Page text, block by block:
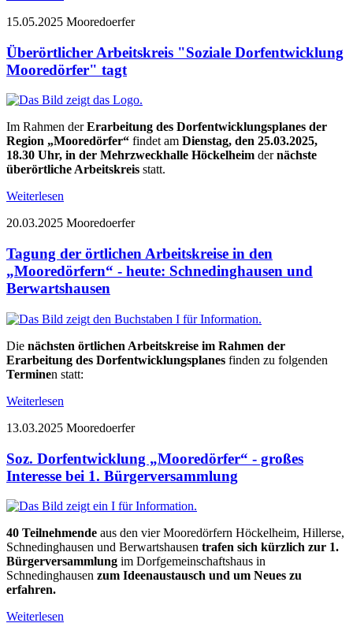
15.05.2025 Mooredoerfer
Überörtlicher Arbeitskreis "Soziale Dorfentwicklung
Mooredörfer" tagt
Im Rahmen derErarbeitung des Dorfentwicklungsplanes der
Region „Mooredörfer“ findet am Dienstag, den 25.03.2025,
18.30 Uhr, in der Mehrzweckhalle Höckelheim dernächste
überörtliche Arbeitskreis statt.
Weiterlesen
20.03.2025 Mooredoerfer
Tagung der örtlichen Arbeitskreise in den
„Mooredörfern“ - heute: Schnedinghausen und
Berwartshausen
Die nächsten örtlichen Arbeitskreise im Rahmen der
Erarbeitung des Dorfentwicklungsplanes finden zu folgenden
Terminen statt:
Weiterlesen
13.03.2025 Mooredoerfer
Soz. Dorfentwicklung „Mooredörfer“ - großes
Interesse bei 1. Bürgerversammlung
40 Teilnehmende aus den vier Mooredörfern Höckelheim, Hillerse,
Schnedinghausen und Berwartshausen trafen sich kürzlich zur 1.
Bürgerversammlung im Dorfgemeinschaftshaus in
Schnedinghausen zum Ideenaustausch und um Neues zu
erfahren.
Weiterlesen